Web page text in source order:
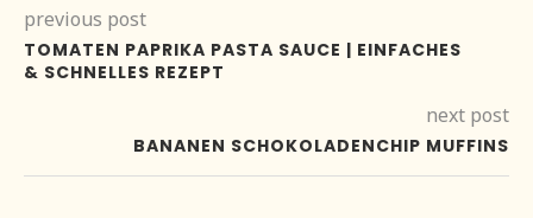
previous post
TOMATEN PAPRIKA PASTA SAUCE | EINFACHES
& SCHNELLES REZEPT
next post
BANANEN SCHOKOLADENCHIP MUFFINS